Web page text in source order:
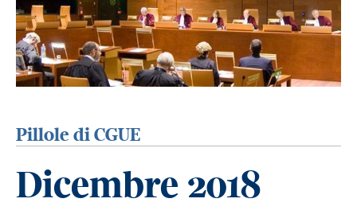
Pillole di CGUE
Dicembre 2018